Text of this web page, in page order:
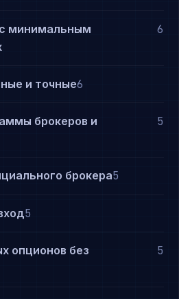
минимальным
6
и точные6
брокеров и
5
брокера5
5
опционов без
5